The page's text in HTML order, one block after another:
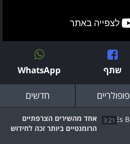
שתף WhatsApp
פופולריים חדשים
3:21
אחד מהשירים הצרפתיים
הרומנטיים ביותר זכה לחידוש